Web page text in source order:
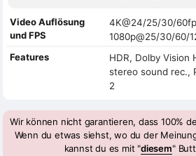
Video Auflösung
und FPS
4K@24/25/30/
1080p@25/30/60/
Features
HDR, Dolby Vision
stereo sound rec.,
2
Wir können nicht garantieren, dass 100%
Wenn du etwas siehst, wo du der
kannst du es mit "diesem"